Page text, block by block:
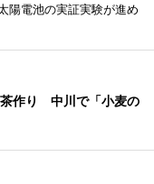
陽電池の実証実験が進め
作り 中川で「小麦の